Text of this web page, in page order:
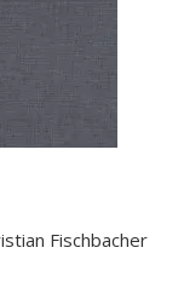
Fischbacher